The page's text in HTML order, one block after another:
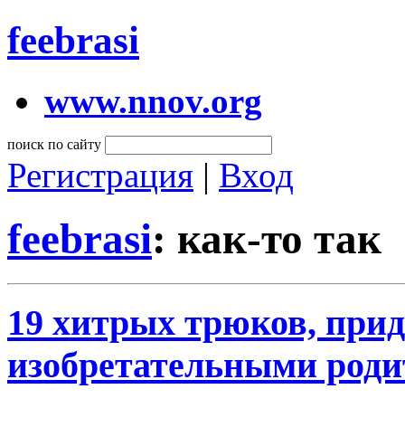
feebrasi
www.nnov.org
поиск по сайту
Регистрация | Вход
feebrasi: как-то так
19 хитрых трюков,
изобретательными